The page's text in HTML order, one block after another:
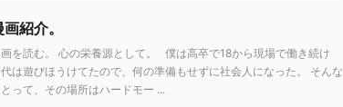
紹介。
を読む。 心の栄養源として。 僕は高卒で18から現場で働き続け
は遊びほうけてたので、何の準備もせずに社会人になった。 そんな
って、その場所はハードモー ...